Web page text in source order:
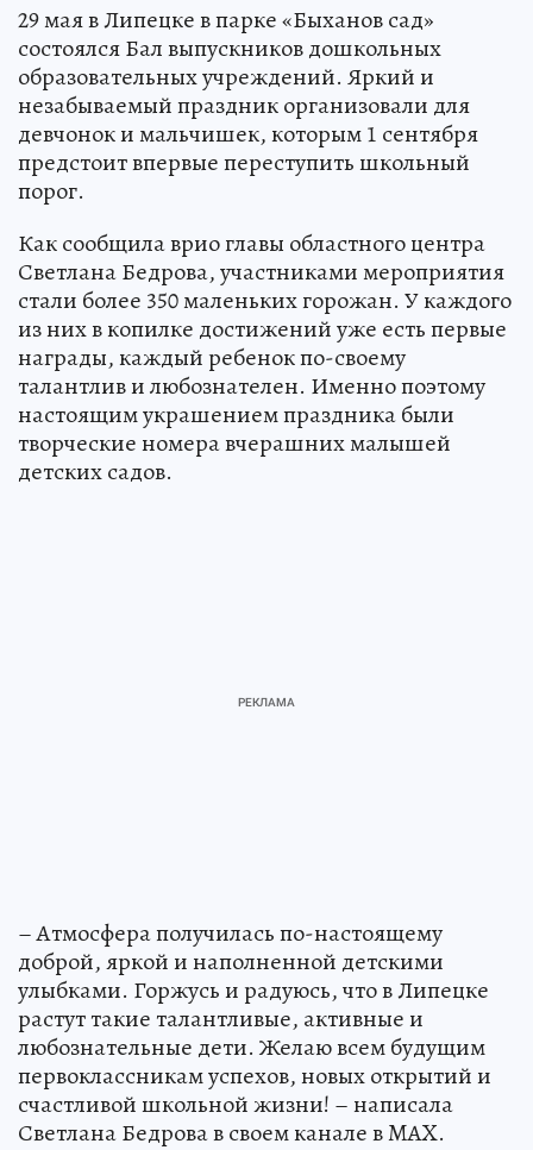
29 мая в Липецке в парке «Быханов сад»
состоялся Бал выпускников дошкольных
образовательных учреждений. Яркий и
незабываемый праздник организовали для
девчонок и мальчишек, которым 1 сентября
предстоит впервые переступить школьный
порог.
Как сообщила врио главы областного центра
Светлана Бедрова, участниками мероприятия
стали более 350 маленьких горожан. У каждого
из них в копилке достижений уже есть первые
награды, каждый ребенок по-своему
талантлив и любознателен. Именно поэтому
настоящим украшением праздника были
творческие номера вчерашних малышей
детских садов.
– Атмосфера получилась по-настоящему
доброй, яркой и наполненной детскими
улыбками. Горжусь и радуюсь, что в Липецке
растут такие талантливые, активные и
любознательные дети. Желаю всем будущим
первоклассникам успехов, новых открытий и
счастливой школьной жизни! – написала
Светлана Бедрова в своем канале в MAX.